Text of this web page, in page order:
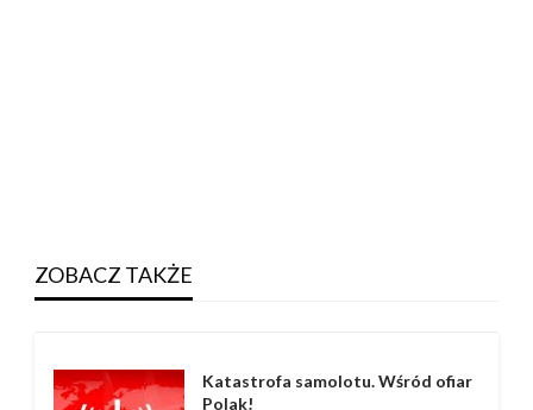
ZOBACZ TAKŻE
Katastrofa samolotu. Wśród ofiar
Polak!